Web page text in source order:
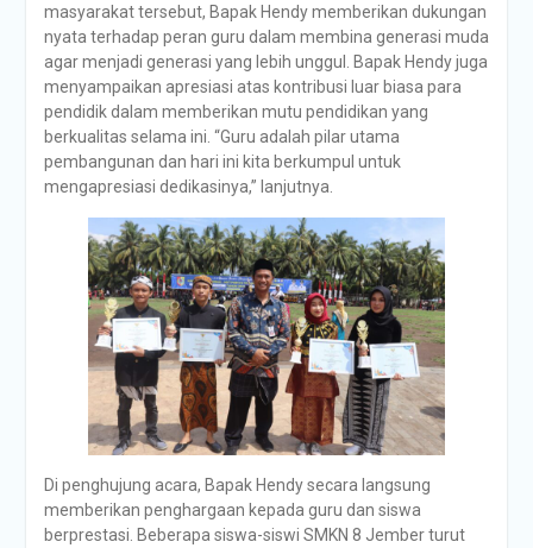
masyarakat tersebut, Bapak Hendy memberikan dukungan
nyata terhadap peran guru dalam membina generasi muda
agar menjadi generasi yang lebih unggul. Bapak Hendy juga
menyampaikan apresiasi atas kontribusi luar biasa para
pendidik dalam memberikan mutu pendidikan yang
berkualitas selama ini. “Guru adalah pilar utama
pembangunan dan hari ini kita berkumpul untuk
mengapresiasi dedikasinya,” lanjutnya.
Di penghujung acara, Bapak Hendy secara langsung
memberikan penghargaan kepada guru dan siswa
berprestasi. Beberapa siswa-siswi SMKN 8 Jember turut